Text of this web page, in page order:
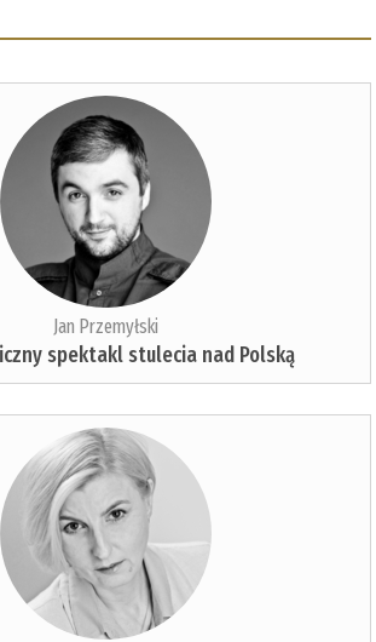
Jan Przemyłski
spektakl stulecia nad Polską